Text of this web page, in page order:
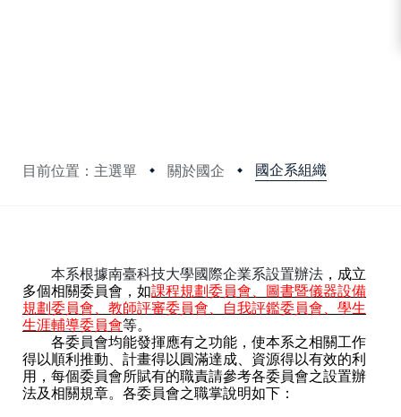
目前位置：主選單 關於國企 國企系組織
本系根據南臺科技大學國際企業系設置辦法 ，成立
多個相關委員會，如課程規劃委員會、圖書暨儀器設備
規劃委員會、教師評審委員會、自我評鑑委員會、學生
生涯輔導委員會等。
各委員會均能發揮應有之功能，使本系之相關工作
得以順利推動、計畫得以圓滿達成、資源得以有效的利
用，每個委員會所賦有的職責請參考各委員會之設置辦
法及相關規章。各委員會之職掌說明如下：